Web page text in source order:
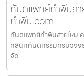
ทันตแพทย์ทำฟันส
ทำฟัน.com
ทันตแพทย์ทำฟันสายไหม
คลินิกทันตกรรมครบวงจ
จัด